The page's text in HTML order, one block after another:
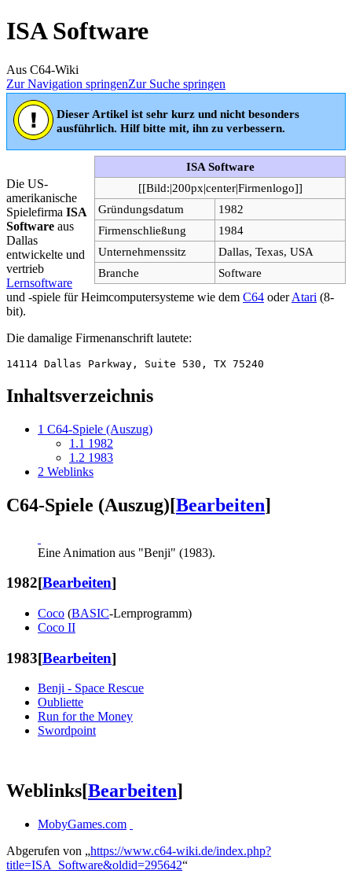
ISA Software
Aus C64-Wiki
Zur Navigation springenZur Suche springen
Dieser Artikel ist sehr kurz und nicht besonders
ausführlich. Hilf bitte mit, ihn zu verbessern.
ISA Software
[[Bild:|200px|center|Firmenlogo]]
Gründungsdatum
1982
Firmenschließung
1984
Unternehmenssitz
Dallas, Texas, USA
Branche
Software
Die US-
amerikanische
Spielefirma ISA
Software aus
Dallas
entwickelte und
vertrieb
Lernsoftware
und -spiele für Heimcomputersysteme wie dem C64 oderAtari (8-
bit).
Die damalige Firmenanschrift lautete:
Inhaltsverzeichnis
1 C64-Spiele (Auszug)
1.1 1982
1.2 1983
2 Weblinks
C64-Spiele (Auszug)[Bearbeiten]
Eine Animation aus "Benji" (1983).
1982[Bearbeiten]
Coco (BASIC-Lernprogramm)
Coco II
1983[Bearbeiten]
Benji - Space Rescue
Oubliette
Run for the Money
Swordpoint
Weblinks[Bearbeiten]
MobyGames.com
Abgerufen von „https://www.c64-wiki.de/index.php?
title=ISA_Software&oldid=295642“